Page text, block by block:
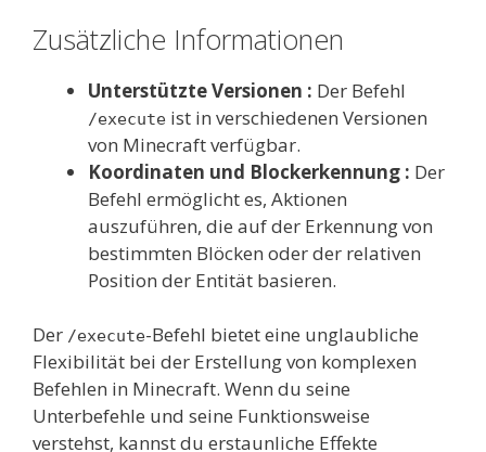
Zusätzliche Informationen
Unterstützte Versionen : Der Befehl
/execute ist in verschiedenen Versionen
von Minecraft verfügbar.
Koordinaten und Blockerkennung : Der
Befehl ermöglicht es, Aktionen
auszuführen, die auf der Erkennung von
bestimmten Blöcken oder der relativen
Position der Entität basieren.
Der /execute-Befehl bietet eine unglaubliche
Flexibilität bei der Erstellung von komplexen
Befehlen in Minecraft. Wenn du seine
Unterbefehle und seine Funktionsweise
verstehst, kannst du erstaunliche Effekte